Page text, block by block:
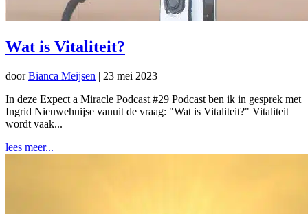
Wat is Vitaliteit?
doorBianca Meijsen | 23 mei 2023
In deze Expect a Miracle Podcast #29 Podcast ben ik in gesprek met
Ingrid Nieuwehuijse vanuit de vraag: "Wat is Vitaliteit?" Vitaliteit
wordt vaak...
lees meer...